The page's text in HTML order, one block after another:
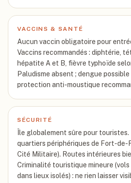
VACCINS & SANTÉ
Aucun vaccin obligatoire pour
Vaccins recommandés : diphtérie,
hépatite A et B, fièvre typhoïde
Paludisme absent ; dengue
protection anti-moustique
SÉCURITÉ
Île globalement sûre pour
quartiers périphériques de Fort-de-
Cité Militaire). Routes intérieures
Criminalité touristique mineure
dans lieux isolés) : ne rien laisser